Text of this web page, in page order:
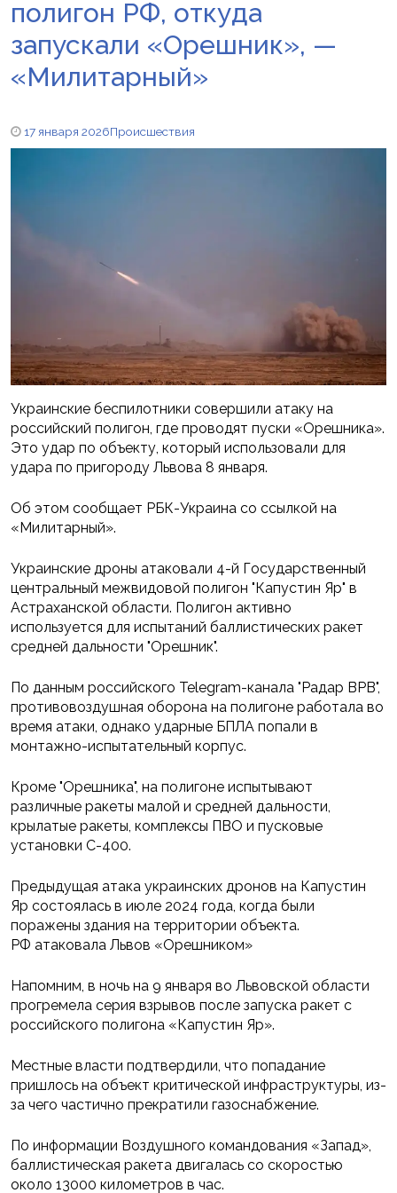
полигон РФ, откуда
запускали «Орешник», —
«Милитарный»
17 января 2026Происшествия
Украинские беспилотники совершили атаку на
российский полигон, где проводят пуски «Орешника».
Это удар по объекту, который использовали для
удара по пригороду Львова 8 января.
Об этом сообщает РБК-Украина со ссылкой на
«Милитарный».
Украинские дроны атаковали 4-й Государственный
центральный межвидовой полигон "Капустин Яр" в
Астраханской области. Полигон активно
используется для испытаний баллистических ракет
средней дальности "Орешник".
По данным российского Telegram-канала "Радар ВРВ",
противовоздушная оборона на полигоне работала во
время атаки, однако ударные БПЛА попали в
монтажно-испытательный корпус.
Кроме "Орешника", на полигоне испытывают
различные ракеты малой и средней дальности,
крылатые ракеты, комплексы ПВО и пусковые
установки С-400.
Предыдущая атака украинских дронов на Капустин
Яр состоялась в июле 2024 года, когда были
поражены здания на территории объекта.
РФ атаковала Львов «Орешником»
Напомним, в ночь на 9 января во Львовской области
прогремела серия взрывов после запуска ракет с
российского полигона «Капустин Яр».
Местные власти подтвердили, что попадание
пришлось на объект критической инфраструктуры, из-
за чего частично прекратили газоснабжение.
По информации Воздушного командования «Запад»,
баллистическая ракета двигалась со скоростью
около 13000 километров в час.